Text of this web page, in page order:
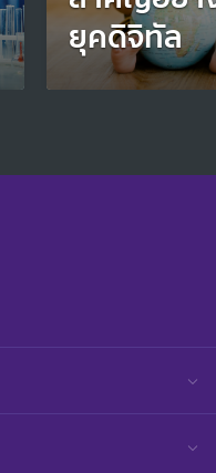
ยุคดิจิทัล